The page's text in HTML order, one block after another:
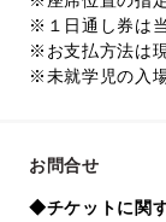
※１日通し券は
※お支払方法は
※未就学児の入
お問合せ
◆チケットに関